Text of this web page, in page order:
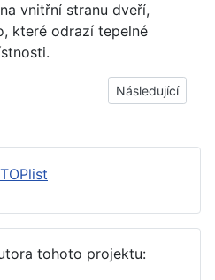
vnitřní stranu dveří,
které odrazí tepelné
z brambor - jak využít, použít
Další článek:
Následující
tohoto projektu: